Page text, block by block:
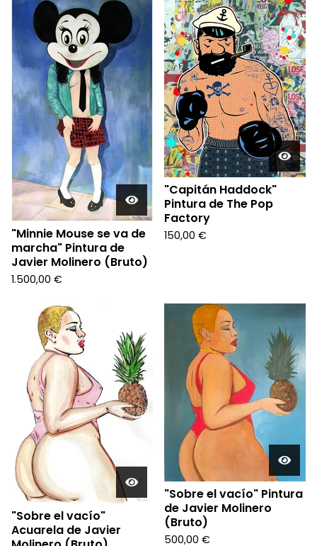
"Minnie Mouse se va de
marcha" Pintura de
Javier Molinero (Bruto)
1.500,00 €
"Capitán Haddock"
Pintura de The Pop
Factory
150,00 €
"Sobre el vacío"
Acuarela de Javier
"Sobre el vacío" Pintura
de Javier Molinero
(Bruto)
500,00 €